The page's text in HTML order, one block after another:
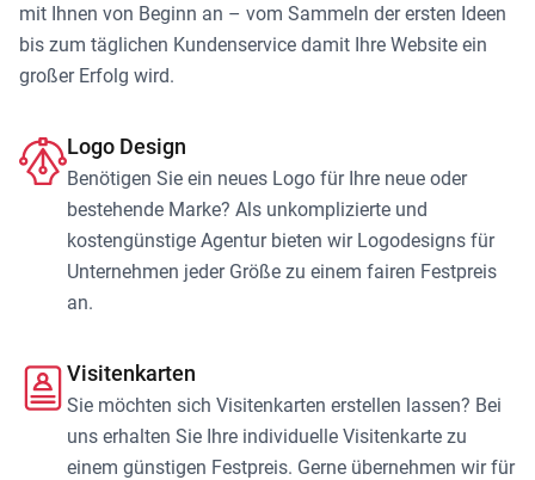
mit Ihnen von Beginn an – vom Sammeln der ersten Ideen
bis zum täglichen Kundenservice damit Ihre Website ein
großer Erfolg wird.
Logo Design
Benötigen Sie ein neues Logo für Ihre neue oder
bestehende Marke? Als unkomplizierte und
kostengünstige Agentur bieten wir Logodesigns für
Unternehmen jeder Größe zu einem fairen Festpreis
an.
Visitenkarten
Sie möchten sich Visitenkarten erstellen lassen? Bei
uns erhalten Sie Ihre individuelle Visitenkarte zu
einem günstigen Festpreis. Gerne übernehmen wir für